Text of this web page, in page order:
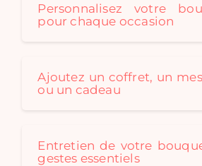
Personnalisez votre
pour chaque occasion
Ajoutez un coffret, un
ou un cadeau
Entretien de votre
gestes essentiels